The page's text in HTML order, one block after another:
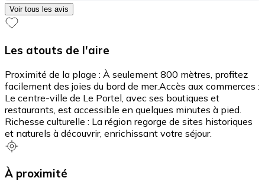
Voir tous les avis
Les atouts de l'aire
Proximité de la plage : À seulement 800 mètres, profitez
facilement des joies du bord de mer.​ Accès aux commerces :
Le centre-ville de Le Portel, avec ses boutiques et
restaurants, est accessible en quelques minutes à pied.​
Richesse culturelle : La région regorge de sites historiques
et naturels à découvrir, enrichissant votre séjour.
À proximité